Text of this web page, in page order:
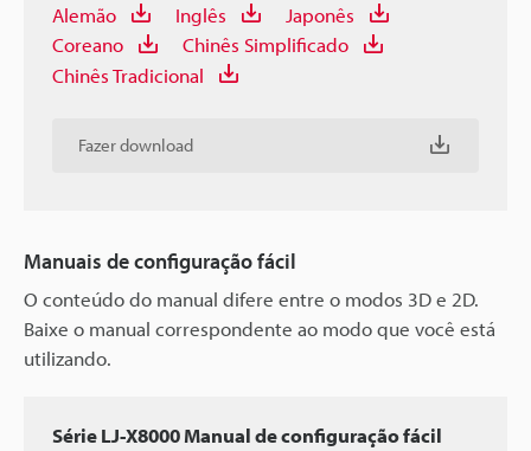
Alemão
Inglês
Japonês
Coreano
Chinês Simplificado
Chinês Tradicional
Fazer download
Manuais de configuração fácil
O conteúdo do manual difere entre o modos 3D e 2D.
Baixe o manual correspondente ao modo que você está
utilizando.
Série LJ-X8000 Manual de configuração fácil